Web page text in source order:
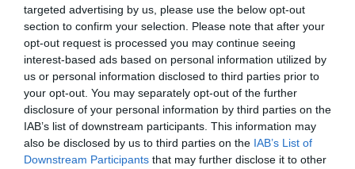
targeted advertising by us, please use the below opt-out
section to confirm your selection. Please note that after your
opt-out request is processed you may continue seeing
interest-based ads based on personal information utilized by
us or personal information disclosed to third parties prior to
your opt-out. You may separately opt-out of the further
disclosure of your personal information by third parties on the
IAB’s list of downstream participants. This information may
also be disclosed by us to third parties on the IAB’s List of
Downstream Participants that may further disclose it to other
C’est en effet la date à laquelle, le regretté leader Igbo,
Dim Chukwuemeka Odumegwu-Ojukwu, déclara la
République du Biafra en I967, disant que le temps
était venu pour les Igbos d’avoir leur propre
République.
Il a fallu près de 3 ans au Gouvernement nigérian pour